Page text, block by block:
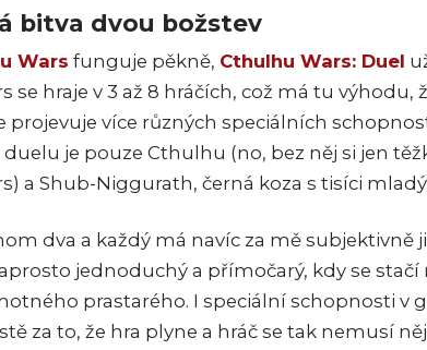
bitva dvou božstev
Wars funguje pěkně, Cthulhu Wars: Duel
se hraje v 3 až 8 hráčích, což má tu výhodu,
projevuje více různých speciálních
je pouze Cthulhu (no, bez něj si jen
a Shub-Niggurath, černá koza s tisíci
dva a každý má navíc za mě subjektivně
jednoduchý a přímočarý, kdy se stačí
prastarého. I speciální schopnosti v
za to, že hra plyne a hráč se tak nemusí